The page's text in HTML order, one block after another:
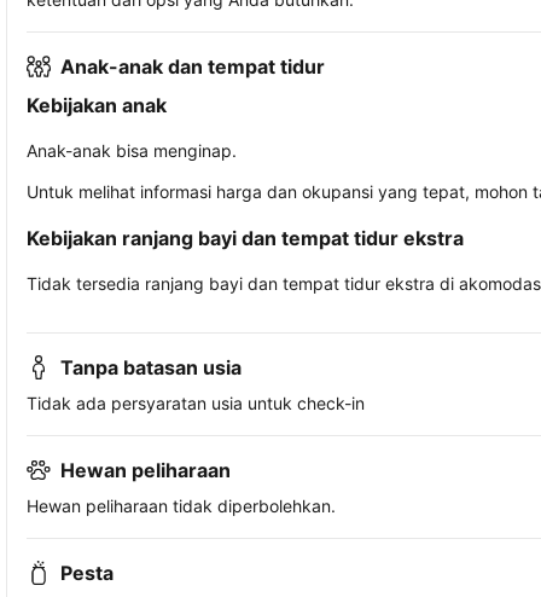
Anak-anak dan tempat tidur
Kebijakan anak
Anak-anak bisa menginap.
Untuk melihat informasi harga dan okupansi yang tepat,
Kebijakan ranjang bayi dan tempat tidur ekstra
Tidak tersedia ranjang bayi dan tempat tidur ekstra di
Tanpa batasan usia
Tidak ada persyaratan usia untuk check-in
Hewan peliharaan
Hewan peliharaan tidak diperbolehkan.
Pesta